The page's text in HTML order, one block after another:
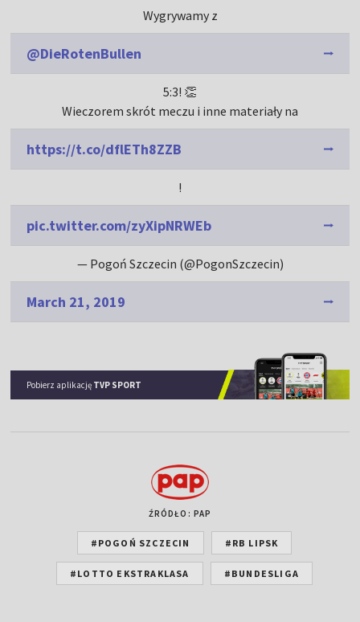
Wygrywamy z
@DieRotenBullen
5:3! 👏
Wieczorem skrót meczu i inne materiały na
https://t.co/dflETh8ZZB
!
pic.twitter.com/zyXipNRWEb
— Pogoń Szczecin (@PogonSzczecin)
March 21, 2019
Pobierz aplikację TVP SPORT
ŹRÓDŁO: PAP
#POGOŃ SZCZECIN #RB LIPSK
#LOTTO EKSTRAKLASA #BUNDESLIGA